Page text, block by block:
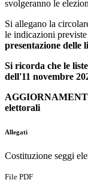
svolgeranno le
Si allegano la
le indicazioni
presentazione delle
Si ricorda che le
dell'11 novembre
elettorali
Allegati
Costituzione seggi
File PDF